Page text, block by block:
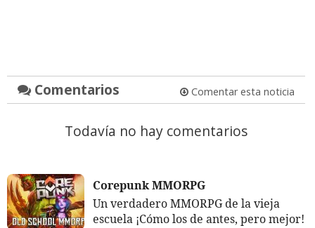
Comentarios Comentar esta noticia
Todavía no hay comentarios
Corepunk MMORPG
Un verdadero MMORPG de la vieja
escuela ¡Cómo los de antes, pero mejor!